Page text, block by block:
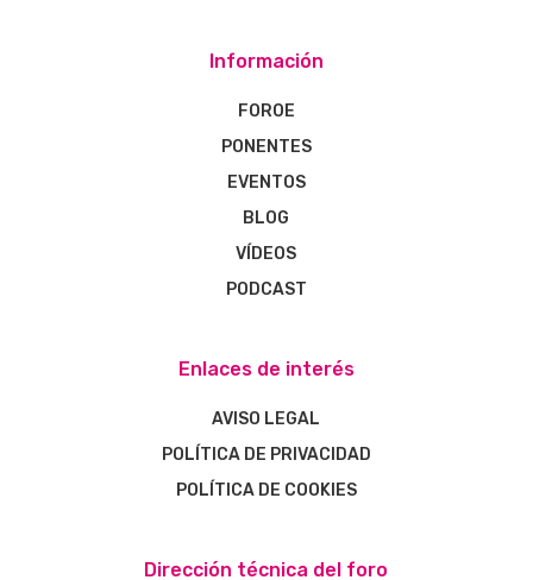
Información
FOROE
PONENTES
EVENTOS
BLOG
VÍDEOS
PODCAST
Enlaces de interés
AVISO LEGAL
POLÍTICA DE PRIVACIDAD
POLÍTICA DE COOKIES
Dirección técnica del foro